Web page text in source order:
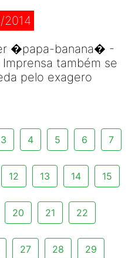
2014
�papa-banana� -
Imprensa também se
pelo exagero
3 4 5 6 7
12 13 14 15
20 21 22
27 28 29